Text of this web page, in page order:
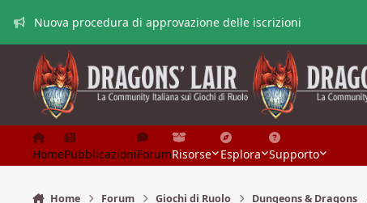
Nuova procedura di approvazione delle iscrizioni
HomePubblicazioniForumRisorse Esplora Supporto
Home Forum Giochi di Ruolo Dungeons & Dragons